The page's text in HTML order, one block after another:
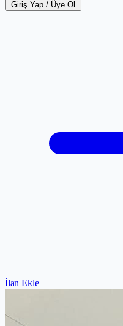
Giriş Yap / Üye Ol
İlan Ekle